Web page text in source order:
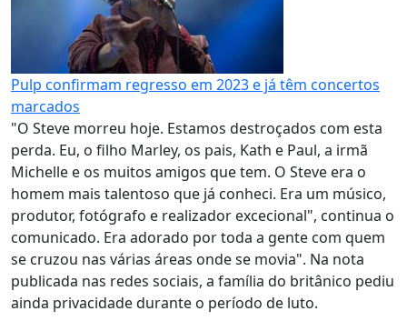
Pulp confirmam regresso em 2023 e já têm concertos
marcados
"O Steve morreu hoje. Estamos destroçados com esta
perda. Eu, o filho Marley, os pais, Kath e Paul, a irmã
Michelle e os muitos amigos que tem. O Steve era o
homem mais talentoso que já conheci. Era um músico,
produtor, fotógrafo e realizador excecional", continua o
comunicado. Era adorado por toda a gente com quem
se cruzou nas várias áreas onde se movia". Na nota
publicada nas redes sociais, a família do britânico pediu
ainda privacidade durante o período de luto.